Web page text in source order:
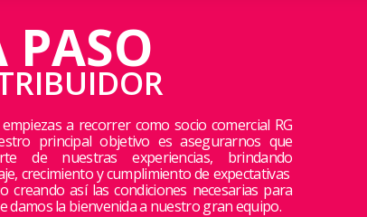
PASO
a recorrer como socio comercial RG
principal objetivo es asegurarnos que
de nuestras experiencias, brindando
crecimiento y cumplimiento de expectativas
creando así las condiciones necesarias para
damos la bienvenida a nuestro gran equipo.